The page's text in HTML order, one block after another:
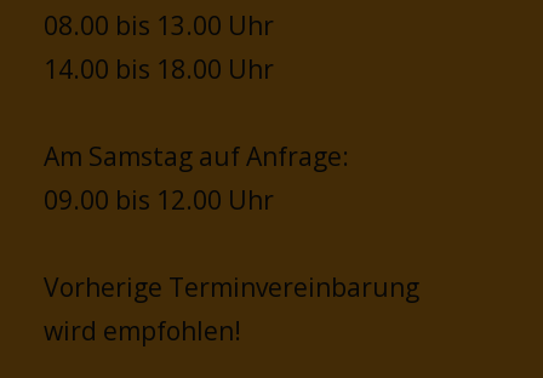
08.00 bis 13.00 Uhr
14.00 bis 18.00 Uhr
Am Samstag auf Anfrage:
09.00 bis 12.00 Uhr
Vorherige Terminvereinbarung
wird empfohlen!